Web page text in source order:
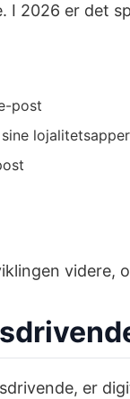
2026 er det
post
lojalitetsapper
videre,
er